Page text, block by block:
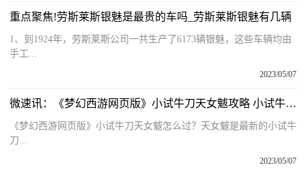
重点聚焦!劳斯莱斯银魅是最贵的车吗_劳斯莱斯银魅有几辆
1、到1924年，劳斯莱斯公司一共生产了6173辆银魅，这些车辆均由
手工...
2023/05/07
微速讯：《梦幻西游网页版》小试牛刀天女魃攻略 小试牛刀天女魃阵容推荐
《梦幻西游网页版》小试牛刀天女魃怎么过？天女魃是最新的小试牛
刀...
2023/05/07